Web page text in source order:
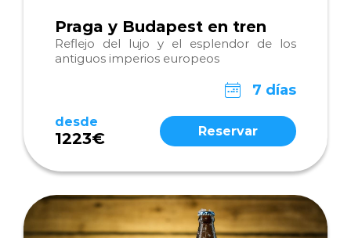
Praga y Budapest en tren
Reflejo del lujo y el esplendor de los
antiguos imperios europeos
7 días
desde
1223€ Reservar